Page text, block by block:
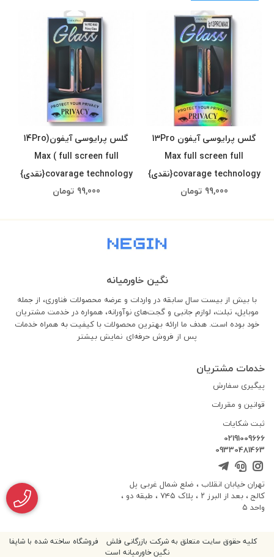
گلس پرایوسی آیفون 13Pro
Max full screen full
covarage technology{نقدی}
99,000 تومان
گلس پرایوسی آیفون(14Pro
Max ( full screen full
covarage technology{نقدی}
99,000 تومان
نگین خاورمیانه
با بیش از بیست سال سابقه در واردات و عرضه محصولات فناوری، از جمله
موبایل، تبلت، لوازم جانبی و گجت‌های نوآورانه، همواره در خدمت مشتریان
خود بوده است. هدف ما ارائه بهترین محصولات با کیفیت به همراه خدمات
پس از فروش حرفه‌ای نمایش بیشتر
خدمات مشتریان
پیگیری سفارش
قوانین و مقررات
ثبت شکایات
02191009666
09330481463
تهران خیابان انقلاب ، ضلع شمال غربی پل
کالج ، بعد از البرز ۲ ، پلاک ۷۴۵ ، طبقه دو ،
واحد ۵
فروشگاه ساخته شده با شاپفا
کلیه حقوق سایت متعلق به شرکت بازرگانی فلش
نگین خاورمیانه است